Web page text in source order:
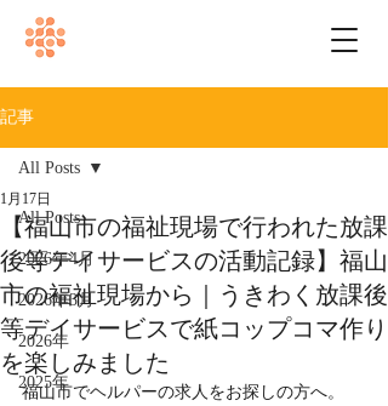
記事
All Posts
2026年4月
2026年3月
2026年
2025年
All Posts
【福山市の福祉現場で行われた放課
後等デイサービスの活動記録】福山
市の福祉現場から｜うきわく放課後
等デイサービスで紙コップコマ作り
を楽しみました
1月17日
福山市でヘルパーの求人をお探しの方へ。